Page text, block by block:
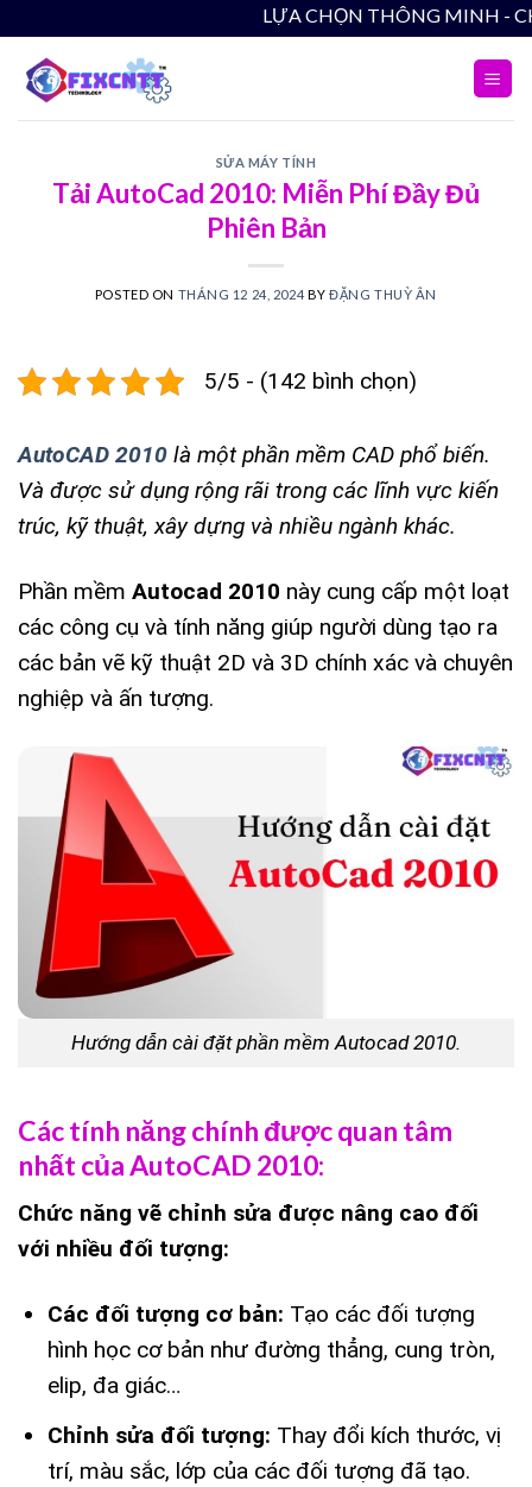
to
content
LỰA CHỌN THÔNG MINH - CHẤT
SỬA MÁY TÍNH
Tải AutoCad 2010: Miễn Phí Đầy Đủ
Phiên Bản
POSTED ON THÁNG 12 24, 2024 BYĐẶNG THUỲ ÂN
5/5 - (142 bình chọn)
AutoCAD 2010 là một phần mềm CAD phổ biến.
Và được sử dụng rộng rãi trong các lĩnh vực kiến
trúc, kỹ thuật, xây dựng và nhiều ngành khác.
Phần mềm Autocad 2010 này cung cấp một loạt
các công cụ và tính năng giúp người dùng tạo ra
các bản vẽ kỹ thuật 2D và 3D chính xác và chuyên
nghiệp và ấn tượng.
Hướng dẫn cài đặt phần mềm Autocad 2010.
Các tính năng chính được quan tâm
nhất của AutoCAD 2010:
Chức năng vẽ chỉnh sửa được nâng cao đối
với nhiều đối tượng:
Các đối tượng cơ bản: Tạo các đối tượng
hình học cơ bản như đường thẳng, cung tròn,
elip, đa giác…
Chỉnh sửa đối tượng: Thay đổi kích thước, vị
trí, màu sắc, lớp của các đối tượng đã tạo.